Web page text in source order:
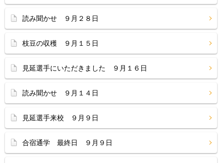
読み聞かせ ９月２８日
枝豆の収穫 ９月１５日
見延選手にいただきました ９月１６日
読み聞かせ ９月１４日
見延選手来校 ９月９日
合宿通学 最終日 ９月９日